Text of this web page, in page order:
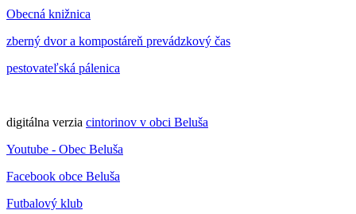
Obecná knižnica
zberný dvor a kompostáreň prevádzkový čas
pestovateľská pálenica
digitálna verzia cintorinov v obci Beluša
Youtube - Obec Beluša
Facebook obce Beluša
Futbalový klub